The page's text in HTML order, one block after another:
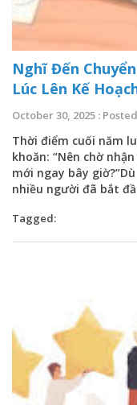
Nghĩ Đến
Lúc Lên Kế
October 30, 2025 :
Thời điểm cuối năm
khoăn: “Nên chờ
mới ngay bây
nhiều người đã bắt
Tagged: